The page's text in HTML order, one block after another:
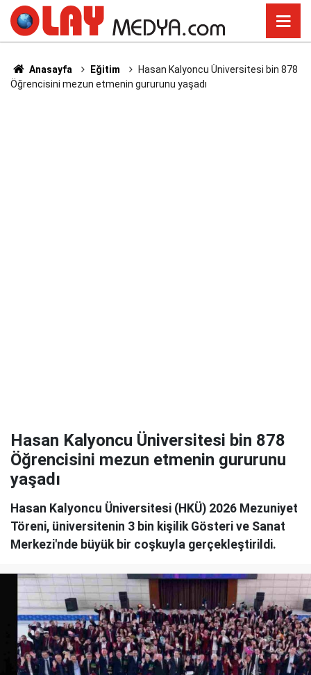
Anasayfa Eğitim
Hasan Kalyoncu Üniversitesi bin 878
Öğrencisini mezun etmenin gururunu yaşadı
Hasan Kalyoncu Üniversitesi bin 878
Öğrencisini mezun etmenin gururunu
yaşadı
Hasan Kalyoncu Üniversitesi (HKÜ) 2026 Mezuniyet
Töreni, üniversitenin 3 bin kişilik Gösteri ve Sanat
Merkezi'nde büyük bir coşkuyla gerçekleştirildi.